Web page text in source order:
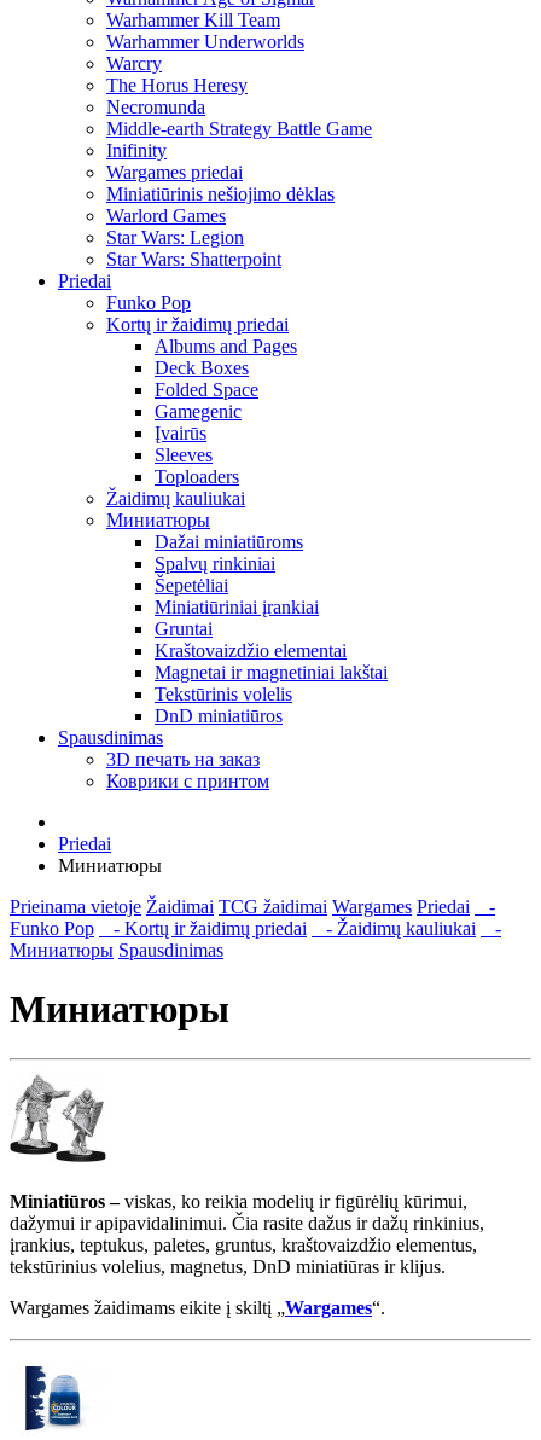
Warhammer Kill Team
Warhammer Underworlds
Warcry
The Horus Heresy
Necromunda
Middle-earth Strategy Battle Game
Inifinity
Wargames priedai
Miniatiūrinis nešiojimo dėklas
Warlord Games
Star Wars: Legion
Star Wars: Shatterpoint
Priedai
Funko Pop
Kortų ir žaidimų priedai
Albums and Pages
Deck Boxes
Folded Space
Gamegenic
Įvairūs
Sleeves
Toploaders
Žaidimų kauliukai
Миниатюры
Dažai miniatiūroms
Spalvų rinkiniai
Šepetėliai
Miniatiūriniai įrankiai
Gruntai
Kraštovaizdžio elementai
Magnetai ir magnetiniai lakštai
Tekstūrinis volelis
DnD miniatiūros
Spausdinimas
3D печать на заказ
Коврики с принтом
Priedai
Миниатюры
Prieinama vietoje Žaidimai TCG žaidimai Wargames Priedai
-
Funko Pop
- Kortų ir žaidimų priedai - Žaidimų kauliukai
-
Миниатюры Spausdinimas
Миниатюры
Miniatiūros –viskas, ko reikia modelių ir figūrėlių kūrimui,
dažymui ir apipavidalinimui. Čia rasite dažus ir dažų rinkinius,
įrankius, teptukus, paletes, gruntus, kraštovaizdžio elementus,
tekstūrinius volelius, magnetus, DnD miniatiūras ir klijus.
Wargames žaidimams eikite į skiltį „Wargames“.